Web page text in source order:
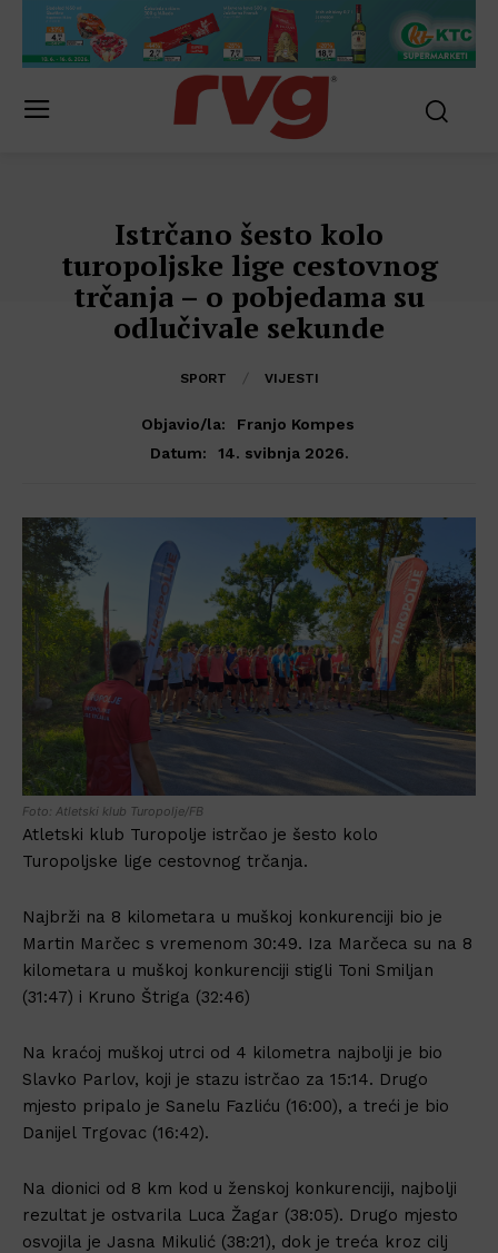
Istrčano šesto kolo
turopoljske lige cestovnog
trčanja – o pobjedama su
odlučivale sekunde
SPORT VIJESTI
Objavio/la:
Franjo Kompes
Datum:
14. svibnja 2026.
Foto: Atletski klub Turopolje/FB
Atletski klub Turopolje istrčao je šesto kolo
Turopoljske lige cestovnog trčanja.
Najbrži na 8 kilometara u muškoj konkurenciji bio je
Martin Marčec s vremenom 30:49. Iza Marčeca su na 8
kilometara u muškoj konkurenciji stigli Toni Smiljan
(31:47) i Kruno Štriga (32:46)
Na kraćoj muškoj utrci od 4 kilometra najbolji je bio
Slavko Parlov, koji je stazu istrčao za 15:14. Drugo
mjesto pripalo je Sanelu Fazliću (16:00), a treći je bio
Danijel Trgovac (16:42).
Na dionici od 8 km kod u ženskoj konkurenciji, najbolji
rezultat je ostvarila Luca Žagar (38:05). Drugo mjesto
osvojila je Jasna Mikulić (38:21), dok je treća kroz cilj